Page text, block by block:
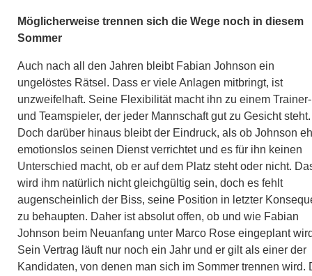
Möglicherweise trennen sich die Wege noch in diesem
Sommer
Auch nach all den Jahren bleibt Fabian Johnson ein
ungelöstes Rätsel. Dass er viele Anlagen mitbringt, ist
unzweifelhaft. Seine Flexibilität macht ihn zu einem Trainer-
und Teamspieler, der jeder Mannschaft gut zu Gesicht steht.
Doch darüber hinaus bleibt der Eindruck, als ob Johnson
emotionslos seinen Dienst verrichtet und es für ihn keinen
Unterschied macht, ob er auf dem Platz steht oder nicht.
wird ihm natürlich nicht gleichgültig sein, doch es fehlt
augenscheinlich der Biss, seine Position in letzter
zu behaupten. Daher ist absolut offen, ob und wie Fabian
Johnson beim Neuanfang unter Marco Rose eingeplant
Sein Vertrag läuft nur noch ein Jahr und er gilt als einer der
Kandidaten, von denen man sich im Sommer trennen wird.